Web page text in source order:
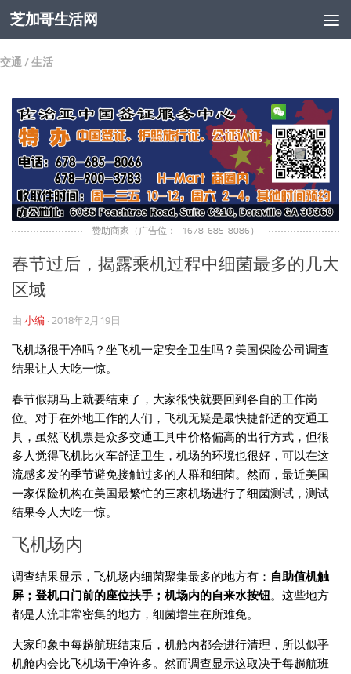
跳至内容
芝加哥生活网
交通/生活
赞助商家（广告位：+1678-685-8086）
春节过后，揭露乘机过程中细菌最多的几大
区域
由 小编 · 2018年2月19日
飞机场很干净吗？坐飞机一定安全卫生吗？美国保险公司调查
结果让人大吃一惊。
春节假期马上就要结束了，大家很快就要回到各自的工作岗
位。对于在外地工作的人们，飞机无疑是最快捷舒适的交通工
具，虽然飞机票是众多交通工具中价格偏高的出行方式，但很
多人觉得飞机比火车舒适卫生，机场的环境也很好，可以在这
流感多发的季节避免接触过多的人群和细菌。然而，最近美国
一家保险机构在美国最繁忙的三家机场进行了细菌测试，测试
结果令人大吃一惊。
飞机场内
调查结果显示，飞机场内细菌聚集最多的地方有： 自助值机触
屏；登机口门前的座位扶手；机场内的自来水按钮。这些地方
都是人流非常密集的地方，细菌增生在所难免。
大家印象中每趟航班结束后，机舱内都会进行清理，所以似乎
机舱内会比飞机场干净许多。然而调查显示这取决于每趟航班